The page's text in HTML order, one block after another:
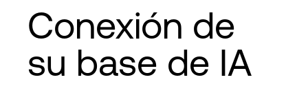
Experiencia y recursos
Conexión de
su base de IA